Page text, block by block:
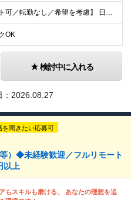
【フルリモート可／転勤なし／希望を考慮】 日本47都道府県、どこでも就業可能！ （東京・神奈川・埼玉・千葉・北海道・宮城・愛知・大阪・福岡・新潟など 各拠点近郊のプロジェクト先） 【Point】
OK
検討中に入れる
2026.08.27
を聞きたい応募可
）◆未経験歓迎／フルリモート
以上
もスキルも磨ける、 あなたの理想を追